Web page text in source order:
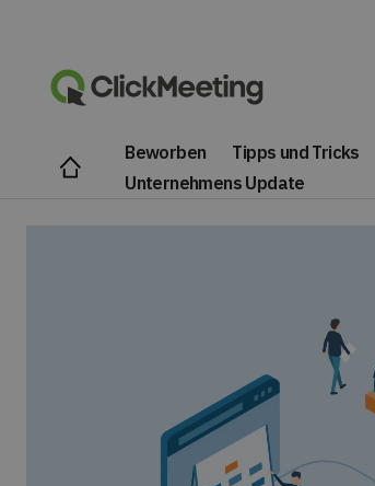
Beworben Tipps und Tricks
Unternehmens Update